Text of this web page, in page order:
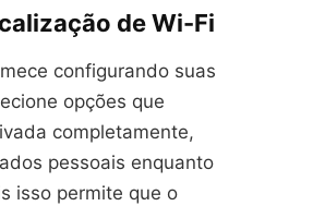
de Wi-Fi
configurando suas
opções que
completamente,
pessoais enquanto
isso permite que o